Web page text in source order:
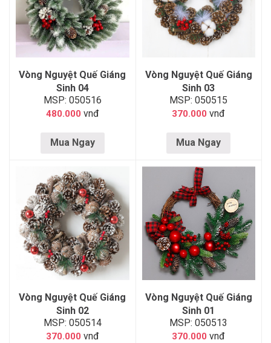
Vòng Nguyệt Quế Giáng
Sinh 04
MSP: 050516
480.000 vnđ
Mua Ngay
Vòng Nguyệt Quế Giáng
Sinh 03
MSP: 050515
370.000 vnđ
Mua Ngay
Vòng Nguyệt Quế Giáng
Sinh 02
MSP: 050514
370.000 vnđ
Vòng Nguyệt Quế Giáng
Sinh 01
MSP: 050513
370.000 vnđ